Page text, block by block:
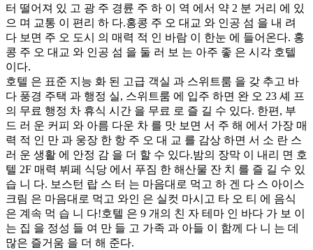
터 떨어져 있 고 광 주 경륜 주 하 이 역 에서 약 2 분 거리 에 있
으 며 교통 이 편리 하 다.홍콩 주 오 대교 와 인공 섬 을 내 려
다 보면 주 오 도시 의 매력 적 인 바람 이 한눈 에 들어온다. 홍
콩 주 오 대교 와 인공 섬 을 둘 러 보 는 아주 좋 은 시각 호텔
이다.
호텔 은 표준 지능 화 된 고급 객실 과 스위트룸 을 갖 추고 바
다 풍경 주택 과 행정 실, 스위트룸 에 입주 하면 완 오 23 셰 프
의 무료 행정 차 휴식 시간 을 무료 로 즐 길 수 있다. 한편, 부
드 러 운 커피 와 아름 다운 차 를 맛 보면 서 주 해 에서 가장 매
력 적 인 만 과 웅장 한 항 주 오 대 교 를 감상 하면 서 소 란 스
러 운 생활 에 안정 감 을 더 할 수 있다.밤의 장막 이 내리 면 호
텔 2F 매력 뷔페 식당 에서 푸짐 한 해산물 잔 치 를 즐 길 수 있
습 니 다. 보스턴 랍 스 터 는 마음대로 먹고 하 겐 다 스 아이스
크림 은 마음대로 먹고 와인 은 실컷 마시고 타 오 티 에 음식
은 계속 먹 습 니 다!호텔 은 9 개의 친 자 테마 인 바다 가 보 이
는 집 을 정성 들 여 만 들 고 가족 과 아들 이 함께 다 니 는 데
많은 즐거움 을 더 해 준다.